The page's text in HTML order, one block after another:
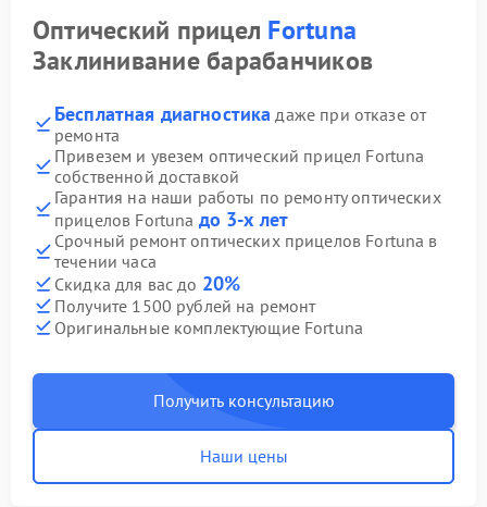
Оптический прицел Fortuna
Заклинивание барабанчиков
Бесплатная диагностика даже при отказе от
ремонта
Привезем и увезем оптический прицел Fortuna
собственной доставкой
Гарантия на наши работы по ремонту оптических
прицелов Fortuna до 3-х лет
Срочный ремонт оптических прицелов Fortuna в
течении часа
Скидка для вас до 20%
Получите 1500 рублей на ремонт
Оригинальные комплектующие Fortuna
Получить консультацию
Наши цены